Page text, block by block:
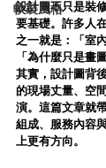
軟裝風格
設計圖不只是裝
要基礎。許多人
之一就是：「室
「為什麼只是畫
其實，設計圖背
的現場丈量、空
演。這篇文章就
組成、服務內容
上更有方向。